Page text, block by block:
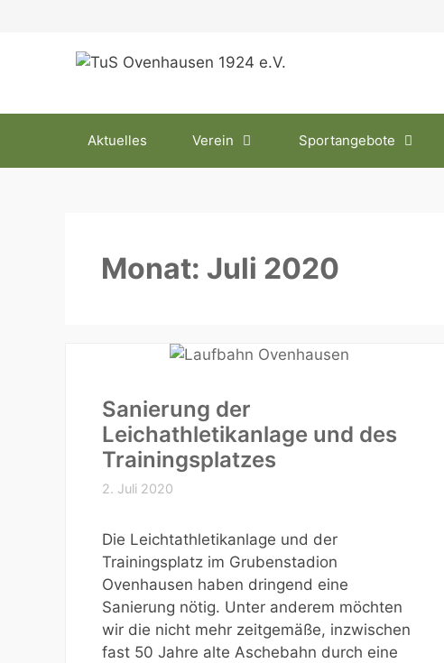
Aktuelles Verein Sportangebote
Monat: Juli 2020
Sanierung der
Leichathletikanlage und des
Trainingsplatzes
2. Juli 2020
Die Leichtathletikanlage und der
Trainingsplatz im Grubenstadion
Ovenhausen haben dringend eine
Sanierung nötig. Unter anderem möchten
wir die nicht mehr zeitgemäße, inzwischen
fast 50 Jahre alte Aschebahn durch eine